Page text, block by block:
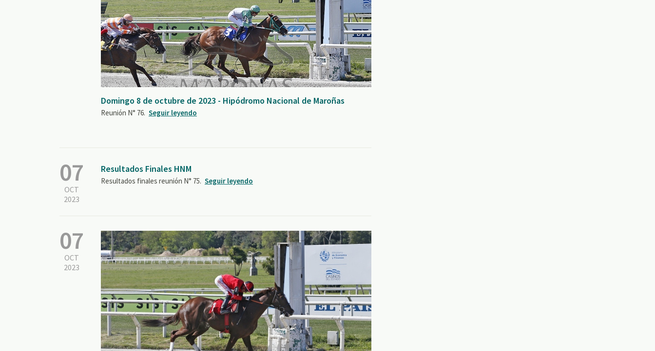
Domingo 8 de octubre de 2023 - Hipódromo Nacional de Maroñas
Reunión N° 76. Seguir leyendo
07
OCT
2023
Resultados Finales HNM
Resultados finales reunión N° 75. Seguir leyendo
07
OCT
2023